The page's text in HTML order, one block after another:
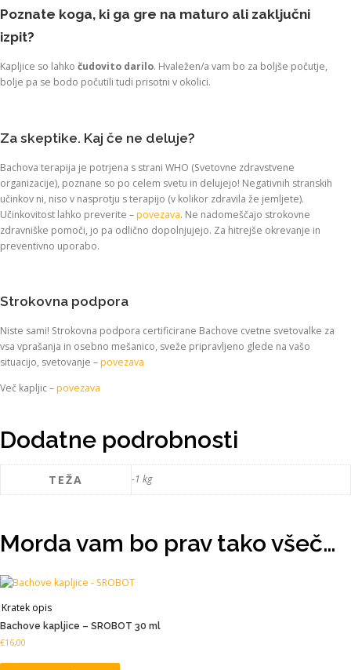
Poznate koga, ki ga gre na maturo ali zaključni
izpit?
Kapljice so lahko čudovito darilo. Hvaležen/a vam bo za boljše počutje,
bolje pa se bodo počutili tudi prisotni v okolici.
Za skeptike. Kaj če ne deluje?
Bachova terapija je potrjena s strani WHO (Svetovne zdravstvene
organizacije), poznane so po celem svetu in delujejo! Negativnih stranskih
učinkov ni, niso v nasprotju s terapijo (v kolikor zdravila že jemljete).
Učinkovitost lahko preverite –povezava. Ne nadomeščajo strokovne
zdravniške pomoči, jo pa odlično dopolnjujejo. Za hitrejše okrevanje in
preventivno uporabo.
Strokovna podpora
Niste sami! Strokovna podpora certificirane Bachove cvetne svetovalke za
vsa vprašanja in osebno mešanico, sveže pripravljeno glede na vašo
situacijo, svetovanje –povezava
Več kapljic –povezava
Dodatne podrobnosti
TEŽA -1 kg
Morda vam bo prav tako všeč…
Kratek opis
Bachove kapljice – SROBOT 30 ml
€16,00